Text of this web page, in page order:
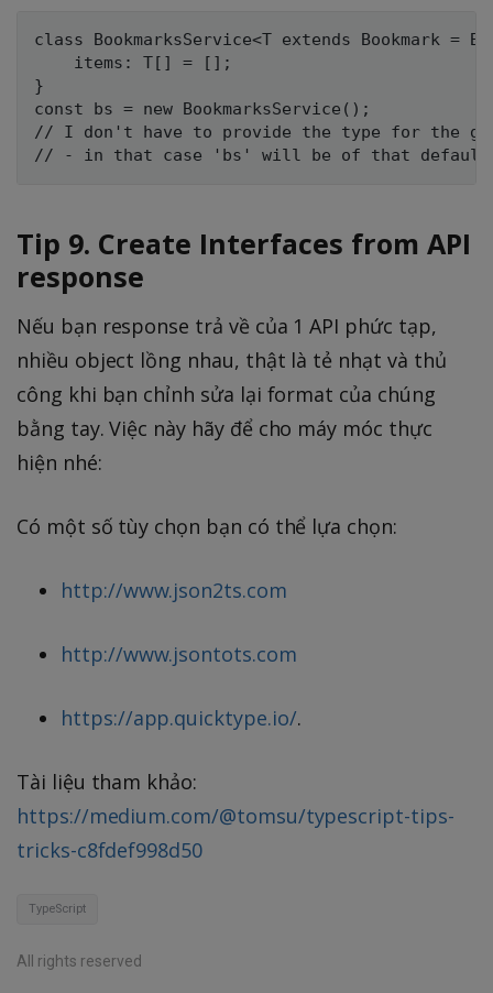
class BookmarksService<T extends Bookmark =
    items: T[] = [];
}
const bs = new BookmarksService();
// I don't have to provide the type for the
Tip 9. Create Interfaces from API
response
Nếu bạn response trả về của 1 API phức tạp,
nhiều object lồng nhau, thật là tẻ nhạt và thủ
công khi bạn chỉnh sửa lại format của chúng
bằng tay. Việc này hãy để cho máy móc thực
hiện nhé:
Có một số tùy chọn bạn có thể lựa chọn:
http://www.json2ts.com
http://www.jsontots.com
https://app.quicktype.io/.
Tài liệu tham khảo:
https://medium.com/@tomsu/typescript-tips-
tricks-c8fdef998d50
TypeScript
All rights reserved